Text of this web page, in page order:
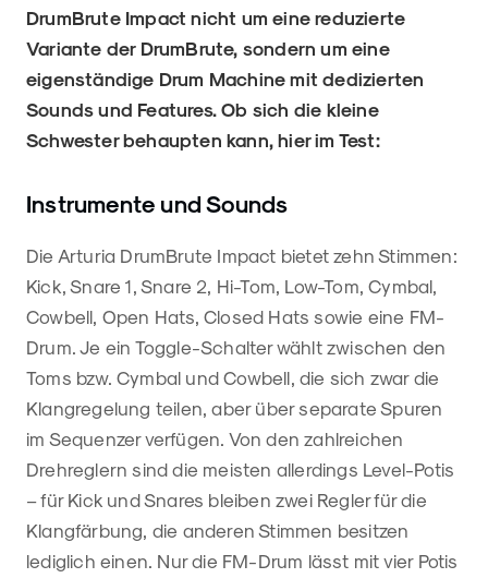
DrumBrute Impact nicht um eine reduzierte
Variante der DrumBrute, sondern um eine
eigenständige Drum Machine mit dedizierten
Sounds und Features. Ob sich die kleine
Schwester behaupten kann, hier im Test:
Instrumente und Sounds
Die Arturia DrumBrute Impact bietet zehn Stimmen:
Kick, Snare 1, Snare 2, Hi-Tom, Low-Tom, Cymbal,
Cowbell, Open Hats, Closed Hats sowie eine FM-
Drum. Je ein Toggle-Schalter wählt zwischen den
Toms bzw. Cymbal und Cowbell, die sich zwar die
Klangregelung teilen, aber über separate Spuren
im Sequenzer verfügen. Von den zahlreichen
Drehreglern sind die meisten allerdings Level-Potis
– für Kick und Snares bleiben zwei Regler für die
Klangfärbung, die anderen Stimmen besitzen
lediglich einen. Nur die FM-Drum lässt mit vier Potis